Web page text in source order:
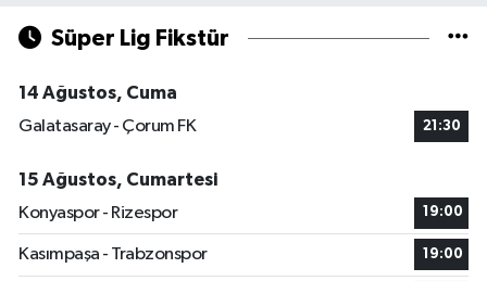
Süper Lig Fikstür
14 Ağustos, Cuma
Galatasaray - Çorum FK
21:30
15 Ağustos, Cumartesi
Konyaspor - Rizespor
19:00
Kasımpaşa - Trabzonspor 19:00